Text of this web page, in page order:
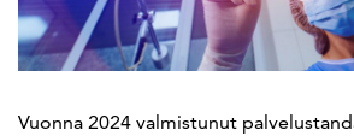
Vuonna 2024 valmistunut